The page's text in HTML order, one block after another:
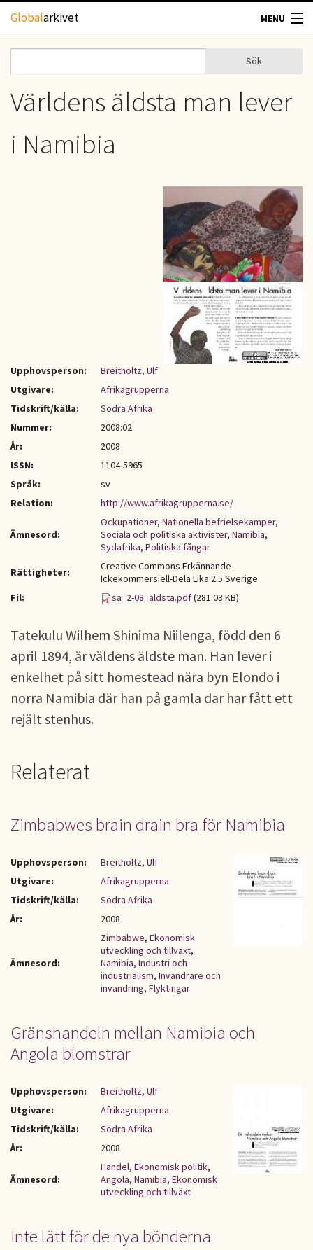
Hoppa till huvudinnehåll
Globalarkivet MENU
TIDSKRIFTER
GEOGRAFI
Sökformulär
Sök
Världens äldsta man lever
i Namibia
Upphovsperson:
Breitholtz, Ulf
Utgivare:
Afrikagrupperna
Tidskrift/källa:
Södra Afrika
Nummer:
2008:02
År:
2008
ISSN:
1104-5965
Språk:
sv
Relation:
http://www.afrikagrupperna.se/
Ämnesord:
Ockupationer, Nationella befrielsekamper,
Sociala och politiska aktivister, Namibia,
Sydafrika, Politiska fångar
Rättigheter:
Creative Commons Erkännande-
Ickekommersiell-Dela Lika 2.5 Sverige
Fil:
sa_2-08_aldsta.pdf(281.03 KB)
Tatekulu Wilhem Shinima Niilenga, född den 6
april 1894, är väldens äldste man. Han lever i
enkelhet på sitt homestead nära byn Elondo i
norra Namibia där han på gamla dar har fått ett
rejält stenhus.
Relaterat
Zimbabwes brain drain bra för Namibia
Upphovsperson:
Breitholtz, Ulf
Utgivare:
Afrikagrupperna
Tidskrift/källa:
Södra Afrika
År:
2008
Ämnesord:
Zimbabwe, Ekonomisk
utveckling och tillväxt,
Namibia, Industri och
industrialism, Invandrare och
invandring, Flyktingar
Gränshandeln mellan Namibia och
Angola blomstrar
Upphovsperson:
Breitholtz, Ulf
Utgivare:
Afrikagrupperna
Tidskrift/källa:
Södra Afrika
År:
2008
Ämnesord:
Handel, Ekonomisk politik,
Angola, Namibia, Ekonomisk
utveckling och tillväxt
Inte lätt för de nya bönderna